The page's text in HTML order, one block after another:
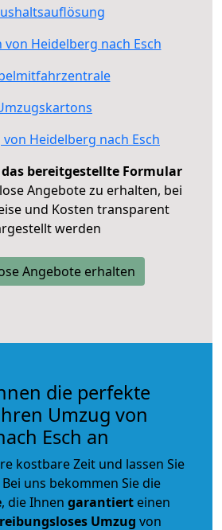
von Heidelberg nach Esch
Heidelberg nach Esch
bereitgestellte Formular
Angebote zu erhalten, bei
und Kosten transparent
werden
Angebote erhalten
die perfekte
Umzug von
Esch an
kostbare Zeit und lassen Sie
uns bekommen Sie die
, die Ihnen garantiert einen
reibungsloses Umzug von